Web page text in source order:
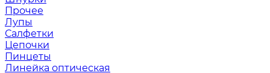
Прочее
Лупы
Салфетки
Цепочки
Пинцеты
Линейка оптическая